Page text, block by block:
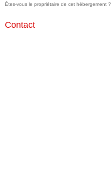
Êtes-vous le propriétaire de cet hébergement ?
Contact